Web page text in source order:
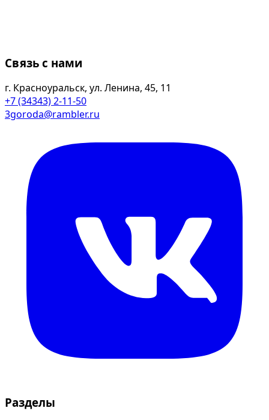
Связь с нами
г. Красноуральск, ул. Ленина, 45, 11
+7 (34343) 2-11-50
3goroda@rambler.ru
Разделы